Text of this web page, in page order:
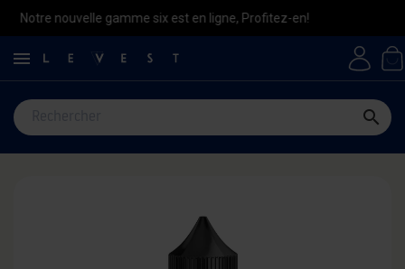
gamme six est en ligne, Profitez-en!

search